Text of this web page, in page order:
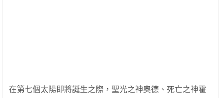
在第七個太陽即將誕生之際，聖光之神奧德、死亡之神霍